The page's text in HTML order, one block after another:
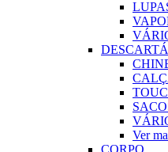
Ver
CORPO